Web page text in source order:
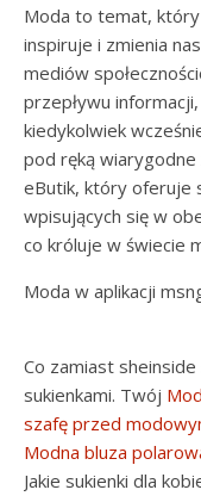
Moda to temat,
inspiruje i zmienia
mediów
przepływu
kiedykolwiek
pod ręką wiarygodne
eButik, który oferuje
wpisujących się w
co króluje w świecie
Moda w aplikacji
Co zamiast
sukienkami. Twój
szafę przed
Modna bluza
Jakie sukienki dla